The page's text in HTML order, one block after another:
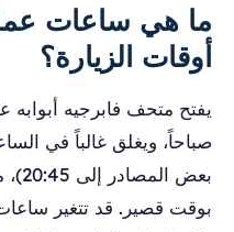
ما هي ساعات
أوقات الزيارة؟
بعض
بوقت قصير. قد تتغير